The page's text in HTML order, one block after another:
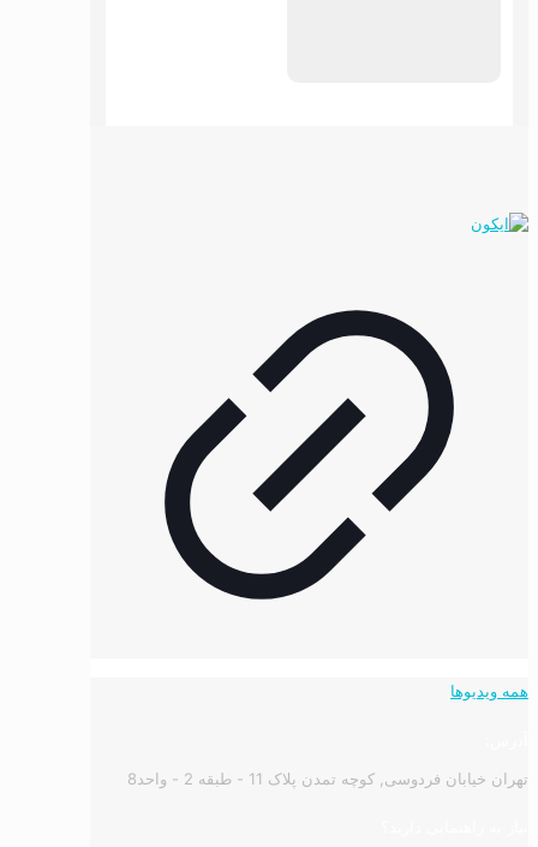
همه ویدیوها
تهران خیابان فردوسی, کوچه تمدن پلاک 11 - طبقه 2 - واحد8